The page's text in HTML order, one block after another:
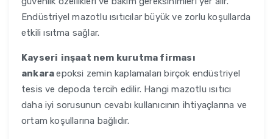
Endüstriyel mazotlu ısıtıcılar büyük ve zorlu koşullarda
etkili ısıtma sağlar.
Kayseri inşaat nem kurutma firması
ankaraepoksi zemin kaplamaları birçok endüstriyel
tesis ve depoda tercih edilir. Hangi mazotlu ısıtıcı
daha iyi sorusunun cevabı kullanıcının ihtiyaçlarına ve
ortam koşullarına bağlıdır.